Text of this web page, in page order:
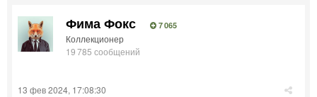
Фима Фокс 7 065
Коллекционер
19 785 сообщений
13 фев 2024, 17:08:30